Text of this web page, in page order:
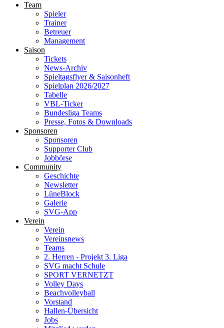
Team
Spieler
Trainer
Betreuer
Management
Saison
Tickets
News-Archiv
Spieltagsflyer & Saisonheft
Spielplan 2026/2027
Tabelle
VBL-Ticker
Bundesliga Teams
Presse, Fotos & Downloads
Sponsoren
Sponsoren
Supporter Club
Jobbörse
Community
Geschichte
Newsletter
LüneBlock
Galerie
SVG-App
Verein
Verein
Vereinsnews
Teams
2. Herren - Projekt 3. Liga
SVG macht Schule
SPORT VERNETZT
Volley Days
Beachvolleyball
Vorstand
Hallen-Übersicht
Jobs